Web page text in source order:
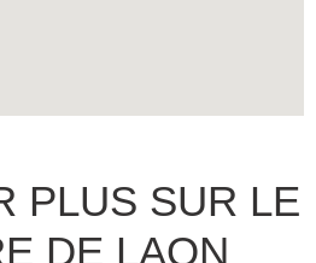
PLUS SUR LE
DE LAON